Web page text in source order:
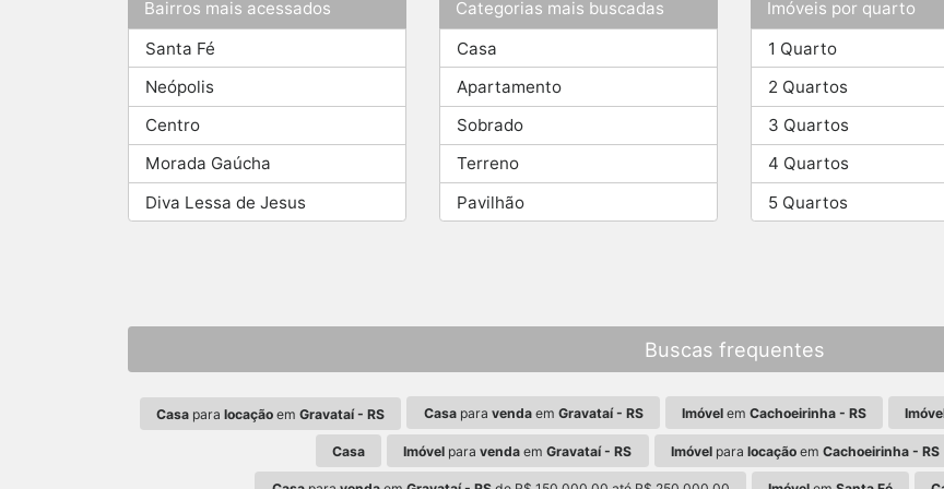
Bairros mais acessados
Santa Fé
Neópolis
Centro
Morada Gaúcha
Diva Lessa de Jesus
Categorias mais buscadas
Casa
Apartamento
Sobrado
Terreno
Pavilhão
Imóveis por quarto
1 Quarto
2 Quartos
3 Quartos
4 Quartos
5 Quartos
Buscas frequentes
Casa paralocação emGravataí - RS Casapara vendaem Gravataí - RS Imóvel em Cachoeirinha - RS
Casa Imóvel paravenda emGravataí - RS Imóvelpara locaçãoem Cachoeirinha - RS